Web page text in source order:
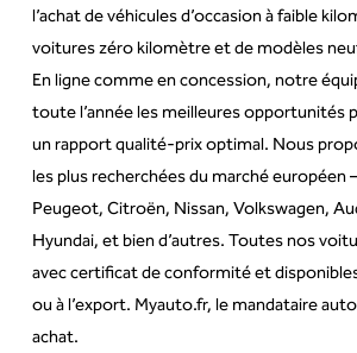
l’achat de véhicules d’occasion à faible
voitures zéro kilomètre et de modèles
En ligne comme en concession, notre
toute l’année les meilleures opportunités
un rapport qualité-prix optimal. Nous
les plus recherchées du marché européen
Peugeot, Citroën, Nissan, Volkswagen,
Hyundai, et bien d’autres. Toutes nos
avec certificat de conformité et
ou à l’export. Myauto.fr, le mandataire
achat.